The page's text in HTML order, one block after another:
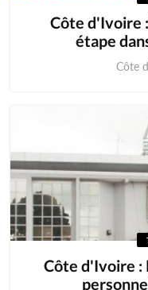
Côte d'Ivoire
étape
Côte
Côte d'Ivoire :